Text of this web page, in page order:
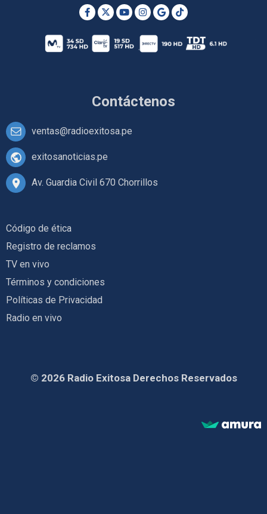
Contáctenos
ventas@radioexitosa.pe
exitosanoticias.pe
Av. Guardia Civil 670 Chorrillos
Código de ética
Registro de reclamos
TV en vivo
Términos y condiciones
Políticas de Privacidad
Radio en vivo
© 2026 Radio Exitosa Derechos Reservados